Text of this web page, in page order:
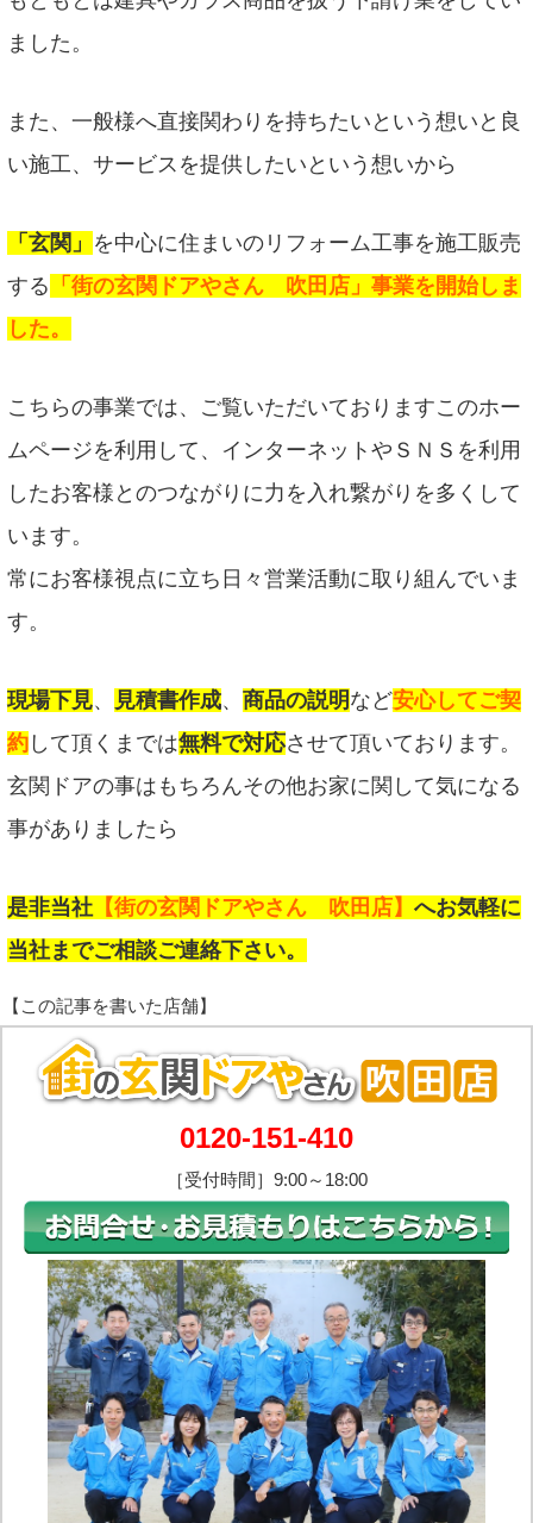
ました。
また、一般様へ直接関わりを持ちたいという想いと良
い施工、サービスを提供したいという想いから
「玄関」 を中心に住まいのリフォーム工事を施工販売
する 「街の玄関ドアやさん 吹田店」事業を開始しま
した。
こちらの事業では、ご覧いただいておりますこのホー
ムページを利用して、インターネットやＳＮＳを利用
したお客様とのつながりに力を入れ繋がりを多くして
います。
常にお客様視点に立ち日々営業活動に取り組んでいま
す。
現場下見、 見積書作成、 商品の説明 など安心してご契
約 して頂くまでは無料で対応させて頂いております。
玄関ドアの事はもちろんその他お家に関して気になる
事がありましたら
是非当社 【街の玄関ドアやさん 吹田店】 へお気軽に
当社までご相談ご連絡下さい。
0120-151-410
［受付時間］9:00～18:00